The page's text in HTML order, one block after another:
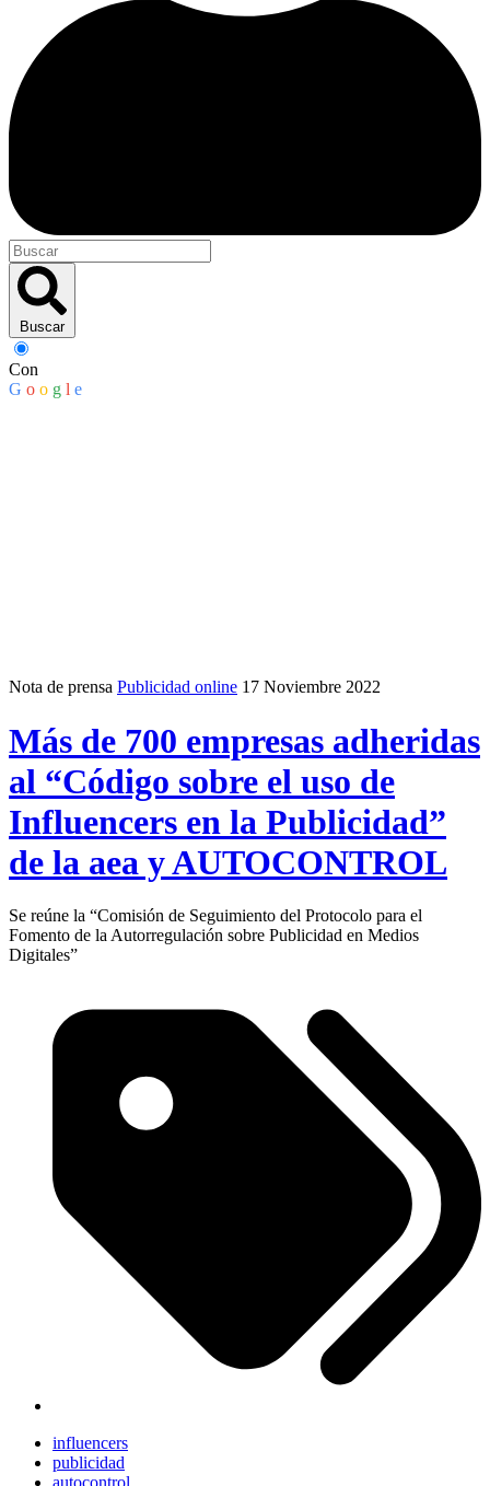
Buscar
Con
G o o g l e
Nota de prensa Publicidad online 17 Noviembre 2022
Más de 700 empresas adheridas
al “Código sobre el uso de
Influencers en la Publicidad”
de la aea y AUTOCONTROL
Se reúne la “Comisión de Seguimiento del Protocolo para el
Fomento de la Autorregulación sobre Publicidad en Medios
Digitales”
influencers
publicidad
autocontrol